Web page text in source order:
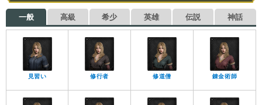
一般 高級 希少 英雄 伝説 神話
見習い 修行者 修道僧 錬金術師